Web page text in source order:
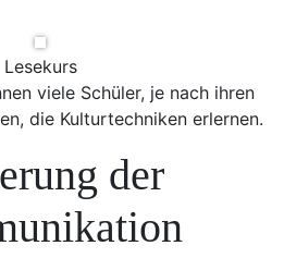
Lesekurs
viele Schüler, je nach ihren
die Kulturtechniken erlernen.
der